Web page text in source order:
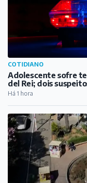
CULTURA
Curta "Vó", dirigido
festival internacional
Há 9 min